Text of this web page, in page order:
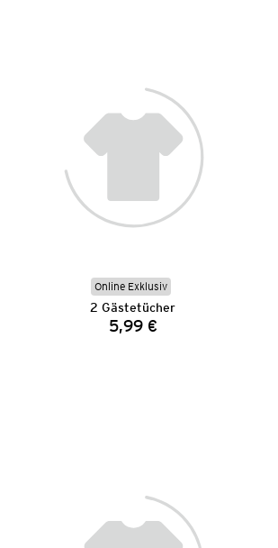
Online Exklusiv
2 Gästetücher
Preis:
5,99 €